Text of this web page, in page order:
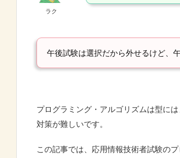
ラク
午後試験は選択だから外せるけど、
プログラミング・アルゴリズムは型に
対策が難しいです。
この記事では、応用情報技術者試験の